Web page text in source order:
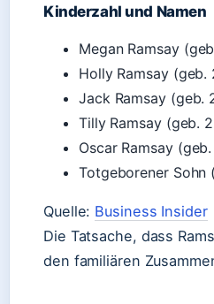
Kinderzahl und Namen
Megan Ramsay
Holly Ramsay (geb.
Jack Ramsay (geb.
Tilly Ramsay (geb.
Oscar Ramsay
Totgeborener Sohn
Quelle: Business Insider
Die Tatsache, dass
den familiären